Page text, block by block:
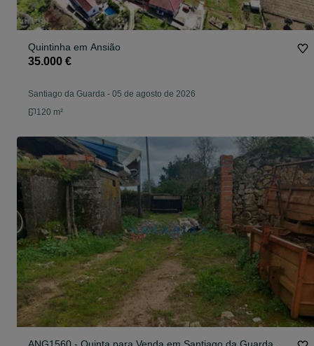
Quintinha em Ansião
35.000 €
Santiago da Guarda - 05 de agosto de 2026
120 m²